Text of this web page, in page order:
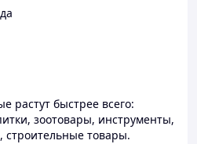
растут быстрее всего:
зоотовары, инструменты,
строительные товары.